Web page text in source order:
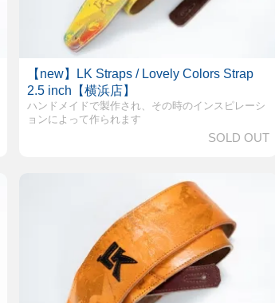
【new】LK Straps / Lovely Colors Strap
2.5 inch【横浜店】
ハンドメイドで製作され、その時のインスピレーシ
ョンによって作られます
SOLD OUT